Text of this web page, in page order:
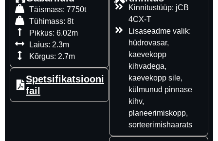
Täismass: 7750t
Tühimass: 8t
Pikkus: 6.02m
Laius: 2.3m
Kõrgus: 2.7m
Spetsifikatsiooni
fail
Kinnitustüüp: jCB
4CX-T
Lisaseadme valik:
hüdrovasar,
kaevekopp
kihvadega,
kaevekopp sile,
külmunud pinnase
kihv,
planeerimiskopp,
sorteerimishaarats